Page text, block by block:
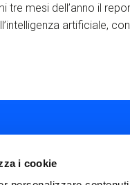
i cookie
tre mesi dell’anno il
artificiale,